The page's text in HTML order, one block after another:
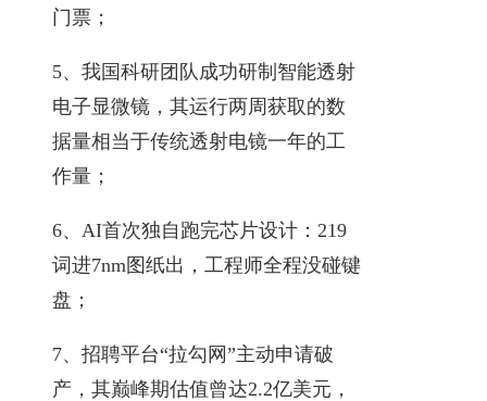
门票；
5、我国科研团队成功研制智能透射
电子显微镜，其运行两周获取的数
据量相当于传统透射电镜一年的工
作量；
6、AI首次独自跑完芯片设计：219
词进7nm图纸出，工程师全程没碰键
盘；
7、招聘平台“拉勾网”主动申请破
产，其巅峰期估值曾达2.2亿美元，